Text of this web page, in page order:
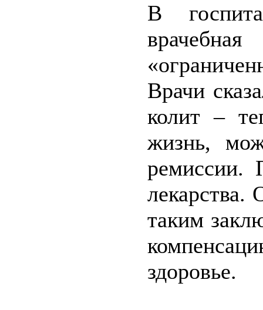
В
Врачи
колит –
жизнь,
ремиссии.
лекарства.
таким
здоровье.